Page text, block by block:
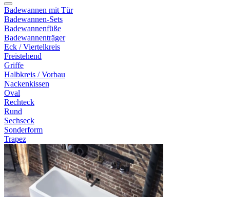
Badewannen mit Tür
Badewannen-Sets
Badewannenfüße
Badewannenträger
Eck / Viertelkreis
Freistehend
Griffe
Halbkreis / Vorbau
Nackenkissen
Oval
Rechteck
Rund
Sechseck
Sonderform
Trapez